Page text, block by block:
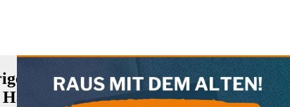
Engagement in der Ausbildung
eine